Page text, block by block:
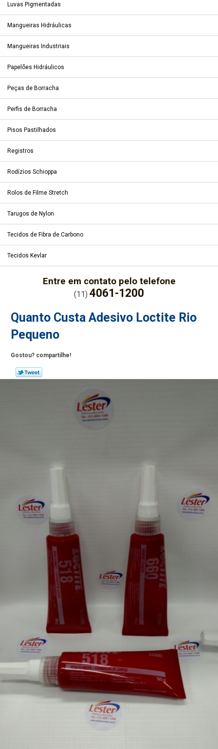
Luvas Pigmentadas
Mangueiras Hidráulicas
Mangueiras Industriais
Papelões Hidráulicos
Peças de Borracha
Perfis de Borracha
Pisos Pastilhados
Registros
Rodízios Schioppa
Rolos de Filme Stretch
Tarugos de Nylon
Tecidos de Fibra de Carbono
Tecidos Kevlar
Entre em contato pelo telefone
(11) 4061-1200
Quanto Custa Adesivo Loctite Rio
Pequeno
Gostou? compartilhe!